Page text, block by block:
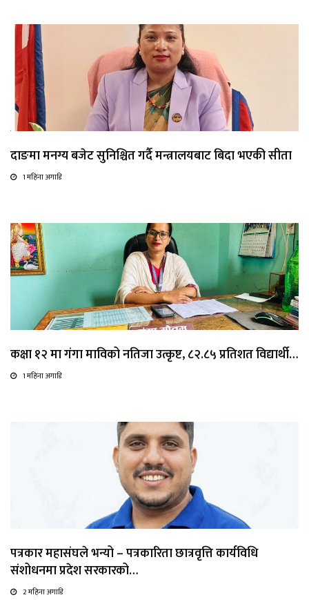
दाङमा मनग्य बजेट सुनिश्चित गर्दै मन्त्रालयबाट बिदा भएकी सीता
1 महिना अगाडि
कक्षा १२ मा गंगा माविको नतिजा उत्कृष्ट, ८२.८५ प्रतिशत विद्यार्थी…
1 महिना अगाडि
पत्रकार महासंघले भन्यो – पत्रकारिता छात्रवृत्ति कार्यविधि
संशोधनमा प्रदेश सरकारको…
2 महिना अगाडि